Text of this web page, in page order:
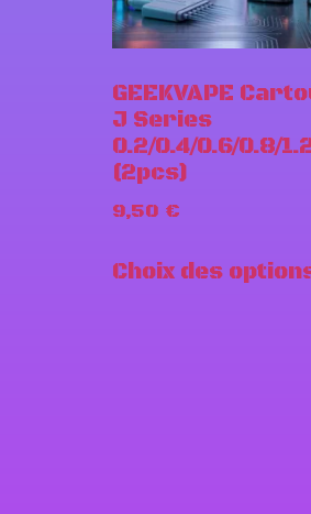
GEEKVAPE
J Series
0.2/0.4/0.6/0.8/
(2pcs)
9,50 €
Choix des